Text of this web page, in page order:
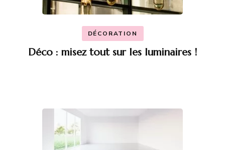
DÉCORATION
Déco : misez tout sur les luminaires !